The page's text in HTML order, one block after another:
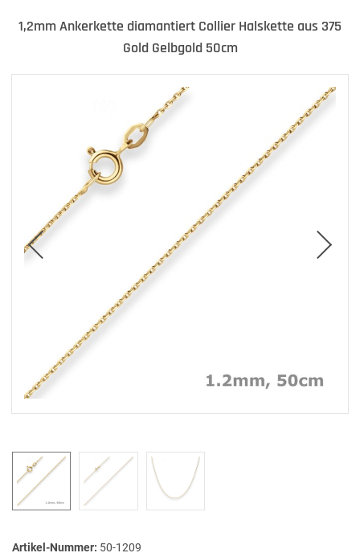
1,2mm Ankerkette diamantiert Collier Halskette aus 375
Gold Gelbgold 50cm
Artikel-Nummer: 50-1209